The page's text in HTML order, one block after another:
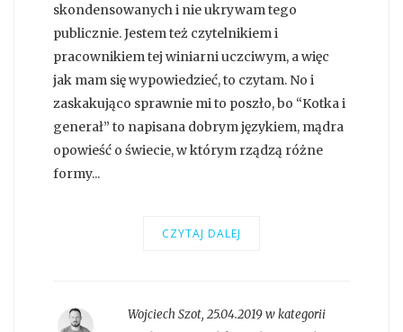
skondensowanych i nie ukrywam tego
publicznie. Jestem też czytelnikiem i
pracownikiem tej winiarni uczciwym, a więc
jak mam się wypowiedzieć, to czytam. No i
zaskakująco sprawnie mi to poszło, bo “Kotka i
generał” to napisana dobrym językiem, mądra
opowieść o świecie, w którym rządzą różne
formy...
CZYTAJ DALEJ
Wojciech Szot, 25.04.2019 w kategorii